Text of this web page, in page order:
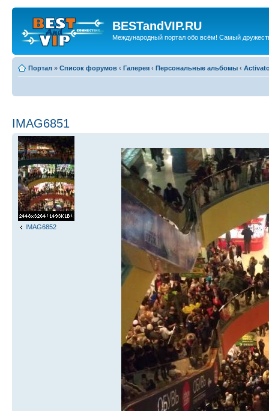
BESTandVIP.RU
Международный портал обо всём! Самый
Портал » Список форумов ‹ Галерея ‹ Персональные альбомы ‹
IMAG6851
IMAG6852